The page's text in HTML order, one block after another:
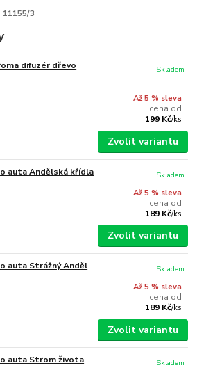
11155/3
difuzér dřevo
Až 5 % sleva
cena od
199 Kč/ks
Skladem
Zvolit variantu
auta Andělská křídla
Až 5 % sleva
cena od
189 Kč/ks
Skladem
Zvolit variantu
auta Strážný Anděl
Až 5 % sleva
cena od
189 Kč/ks
Skladem
Zvolit variantu
auta Strom života Skladem